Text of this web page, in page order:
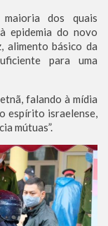
dos quais
epidemia do novo
alimento básico da
para uma
falando à mídia
espírito israelense,
mútuas”.